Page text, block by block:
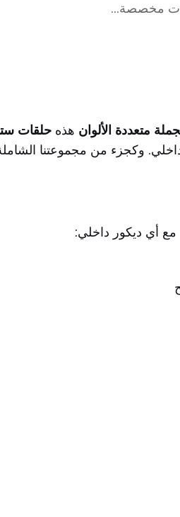
مخصصة...
متعددة الألوان هذه حلقات
وكجزء من مجموعتنا
مع أي ديكور داخلي: